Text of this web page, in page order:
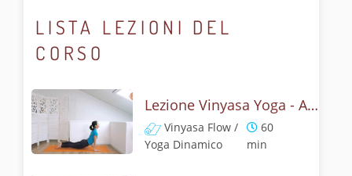
LISTA LEZIONI DEL
CORSO
Lezione Vinyasa Yoga - Armonia dalla respirazione consapevole
Vinyasa Flow /
Yoga Dinamico
60
min